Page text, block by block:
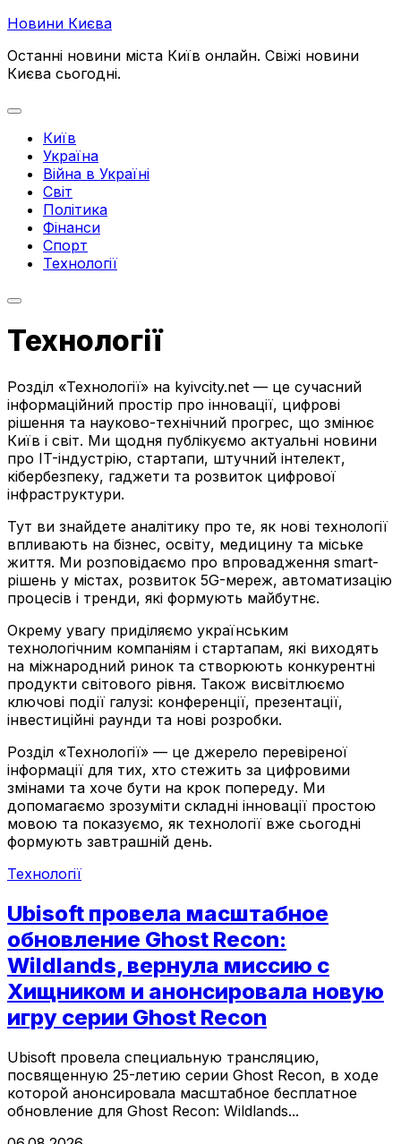
Перейти
вмісту
Новини Києва
Останні новини міста Київ онлайн. Свіжі новини
Києва сьогодні.
Розгорнути
Київ
Україна
Війна в Україні
Світ
Політика
Фінанси
Спорт
Поточна
Технології
Технології
Розділ «Технології» на kyivcity.net — це сучасний
інформаційний простір про інновації, цифрові
рішення та науково-технічний прогрес, що змінює
Київ і світ. Ми щодня публікуємо актуальні новини
про IT-індустрію, стартапи, штучний інтелект,
кібербезпеку, гаджети та розвиток цифрової
інфраструктури.
Тут ви знайдете аналітику про те, як нові технології
впливають на бізнес, освіту, медицину та міське
життя. Ми розповідаємо про впровадження smart-
рішень у містах, розвиток 5G-мереж, автоматизацію
процесів і тренди, які формують майбутнє.
Окрему увагу приділяємо українським
технологічним компаніям і стартапам, які виходять
на міжнародний ринок та створюють конкурентні
продукти світового рівня. Також висвітлюємо
ключові події галузі: конференції, презентації,
інвестиційні раунди та нові розробки.
Розділ «Технології» — це джерело перевіреної
інформації для тих, хто стежить за цифровими
змінами та хоче бути на крок попереду. Ми
допомагаємо зрозуміти складні інновації простою
мовою та показуємо, як технології вже сьогодні
формують завтрашній день.
Технології
Ubisoft провела масштабное
обновление Ghost Recon:
Wildlands, вернула миссию с
Хищником и анонсировала новую
игру серии Ghost Recon
Ubisoft провела специальную трансляцию,
посвященную 25-летию серии Ghost Recon, в ходе
которой анонсировала масштабное бесплатное
обновление для Ghost Recon: Wildlands...